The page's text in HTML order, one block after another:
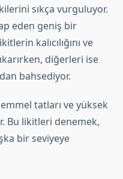
sıkça vurguluyor.
eden geniş bir
kalıcılığını ve
diğerleri ise
bahsediyor.
tatları ve yüksek
Bu likitleri denemek,
bir seviyeye